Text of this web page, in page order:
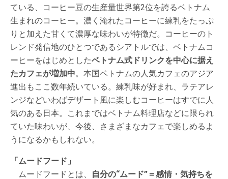
ている、コーヒー豆の生産量世界第2位を誇るベトナム
生まれのコーヒー。濃く淹れたコーヒーに練乳をたっぷ
りと加えた甘くて濃厚な味わいが特徴だ。コーヒーのト
レンド発信地のひとつであるシアトルでは、ベトナムコ
ーヒーをはじめとしたベトナム式ドリンクを中心に据え
たカフェが増加中。本国ベトナムの人気カフェのアジア
進出もここ数年続いている。練乳味が好まれ、ラテアレ
ンジなどいわばデザート風に楽しむコーヒーはすでに人
気のある日本。これまではベトナム料理店などに限られ
ていた味わいが、今後、さまざまなカフェで楽しめるよ
うになるかもしれない。
「ムードフード」
ムードフードとは、
自分の“ムード”＝感情・気持ちを